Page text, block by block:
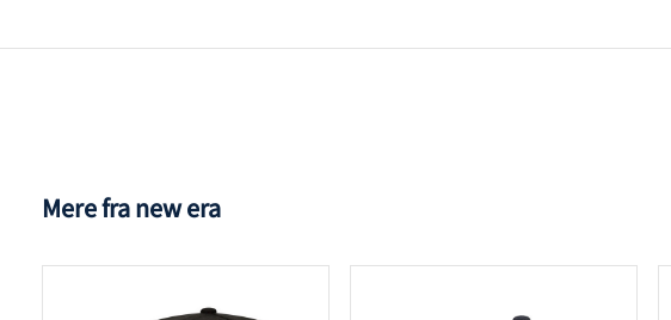
Mere fra new era